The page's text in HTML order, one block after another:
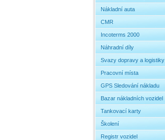
Nákladní auta
CMR
Incoterms 2000
Náhradní díly
Svazy dopravy a logistiky
Pracovní místa
GPS Sledování nákladu
Bazar nákladních vozidel
Tankovací karty
Školení
Registr vozidel